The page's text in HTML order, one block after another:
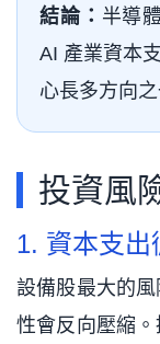
結論： 半導
AI 產業資本
心長多方向之
投資風
1. 資本支出
設備股最大的
性會反向壓縮